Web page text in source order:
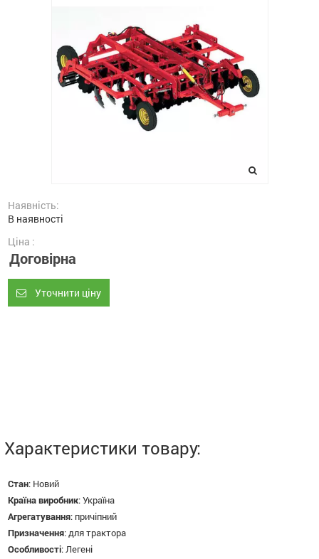
Наявність:
В наявності
Ціна :
Договірна
Уточнити ціну
Характеристики товару:
Стан: Новий
Країна виробник:Україна
Агрегатування: причіпний
Призначення: для трактора
Особливості: Легені